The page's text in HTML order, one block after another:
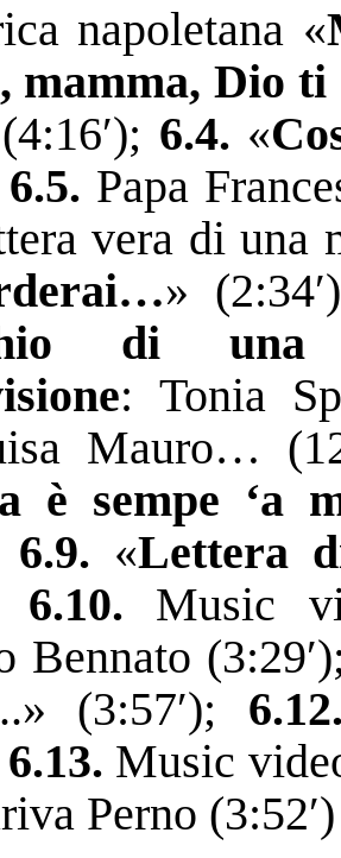
napoletana «
mamma, Dio
6.4. «
6.5. Papa
vera di una
»
di una
: Tonia
Mauro…
è sempe ‘a
6.9. «Lettera
6.10. Music
Bennato
..» (3:57′);
6.13. Music
Perno (3:52′)